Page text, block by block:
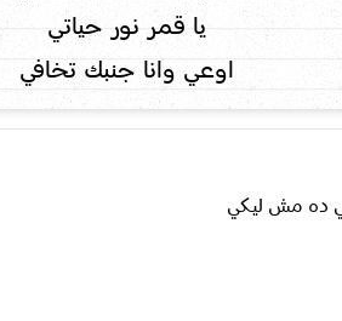
يا قمر نور حياتي
اوعي وانا جنبك تخافي
ده مش ليكي